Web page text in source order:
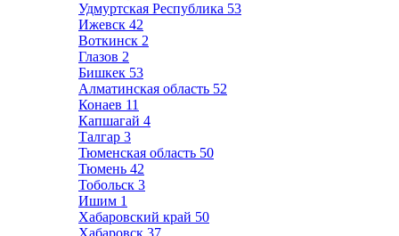
Удмуртская Республика 53
Ижевск 42
Воткинск 2
Глазов 2
Бишкек 53
Алматинская область 52
Конаев 11
Капшагай 4
Талгар 3
Тюменская область 50
Тюмень 42
Тобольск 3
Ишим 1
Хабаровский край 50
Хабаровск 37